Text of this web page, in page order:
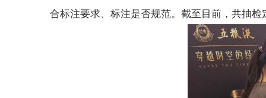
合标注要求、标注是否规范。截至目前，共抽